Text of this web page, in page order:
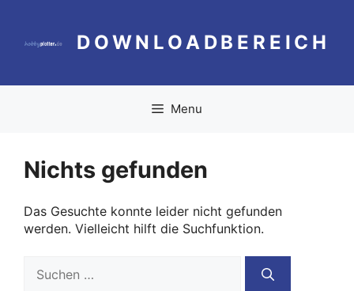
springen
DOWNLOADBEREICH
Menu
Nichts gefunden
Das Gesuchte konnte leider nicht gefunden
werden. Vielleicht hilft die Suchfunktion.
nach: